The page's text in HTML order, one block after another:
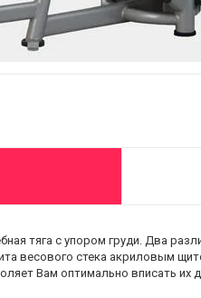
тяга с упором груди. Два
весового стека акриловым
Вам оптимально вписать